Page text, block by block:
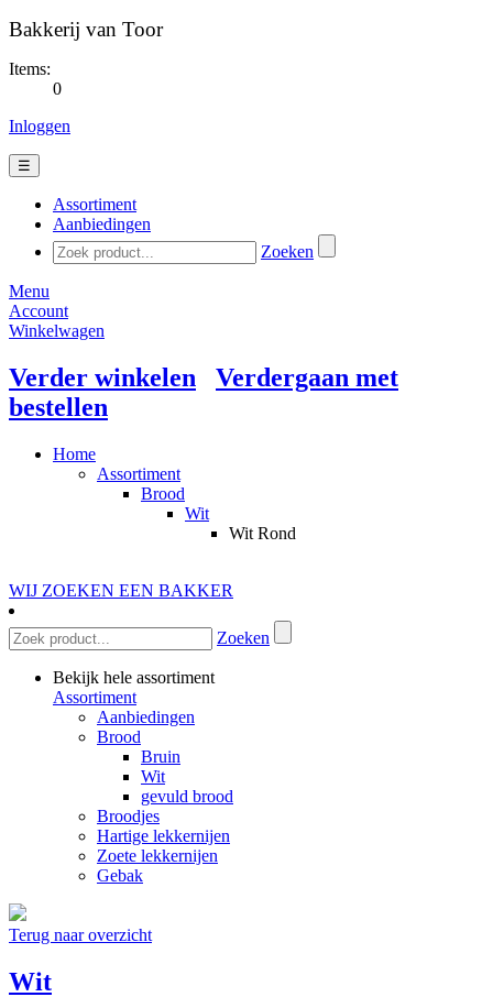
Bakkerij van Toor
Items:
0
Inloggen
☰
Assortiment
Aanbiedingen
Zoeken
Menu
Account
Winkelwagen
Verder winkelen
Verdergaan met
bestellen
Home
Assortiment
Brood
Wit
Wit Rond
WIJ ZOEKEN EEN BAKKER
Zoeken
Bekijk hele assortiment
Assortiment
Aanbiedingen
Brood
Bruin
Wit
gevuld brood
Broodjes
Hartige lekkernijen
Zoete lekkernijen
Gebak
Terug naar overzicht
Wit